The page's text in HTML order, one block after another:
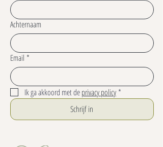
Achternaam
Email *
Ik ga akkoord met de privacy policy *
Schrijf in